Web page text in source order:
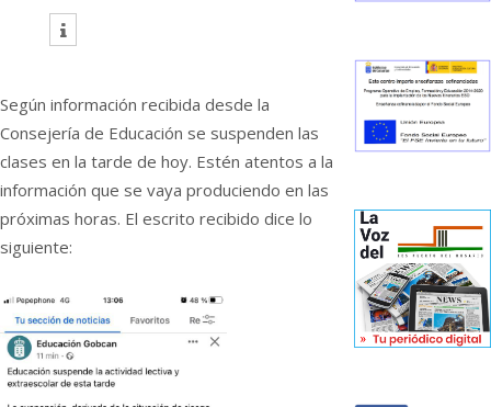
Según información recibida desde la
Consejería de Educación se suspenden las
clases en la tarde de hoy. Estén atentos a la
información que se vaya produciendo en las
próximas horas. El escrito recibido dice lo
siguiente: